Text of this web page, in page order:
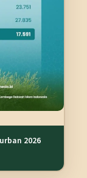
2026